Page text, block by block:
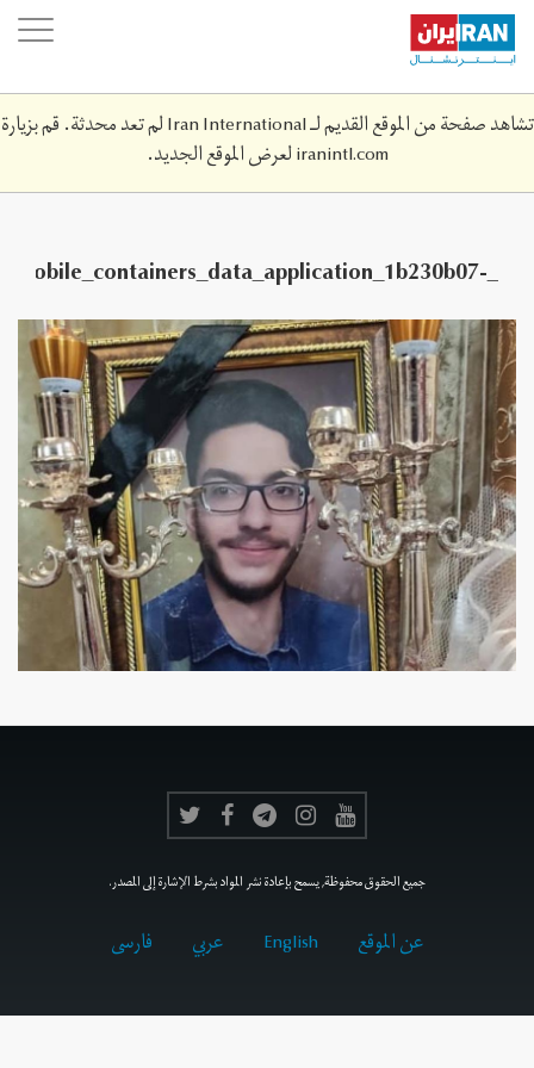
Skip
main
content
تشاهد صفحة من الموقع القديم لـ Iran International لم تعد محدثة. قم بزيارة
iranintl.comلعرض الموقع الجديد.
a5cbbedc084e_tmp_7049184e-6e10-4d55-
b6bc-866d10ee3b02_image.jpeg
جميع الحقوق محفوظة, يسمح بإعادة نشر المواد بشرط الإشارة إلى المصدر.
عن الموقع English عربي فارسى